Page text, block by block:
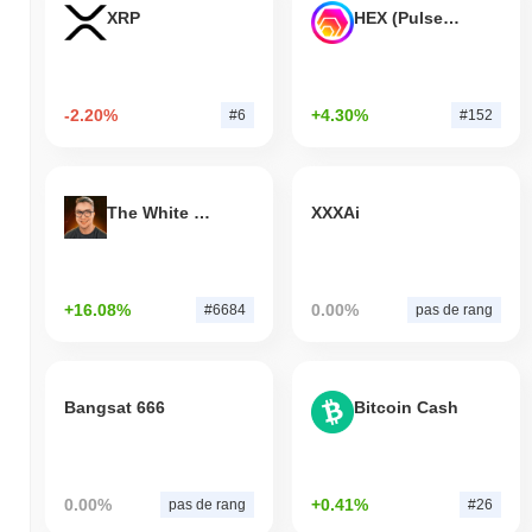
XRP
-2.20% #6
HEX (Pulsechain)
+4.30% #152
The White Bull
+16.08% #6684
XXXAi
0.00% pas de rang
Bangsat 666
0.00% pas de rang
Bitcoin Cash
+0.41% #26